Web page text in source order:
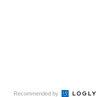
Recommended by